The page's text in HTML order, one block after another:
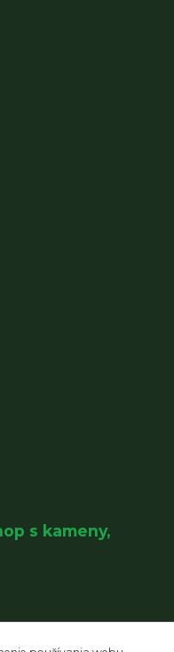
s kameny,